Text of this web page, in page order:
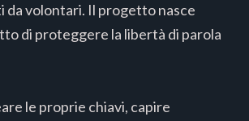
da volontari. Il progetto nasce
di proteggere la libertà di parola
le proprie chiavi, capire